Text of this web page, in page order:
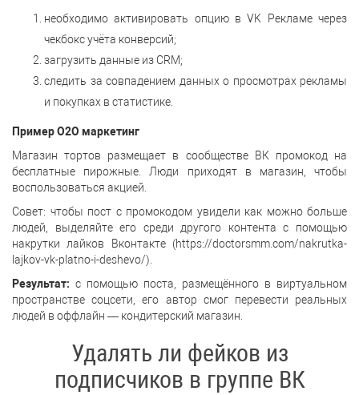
необходимо активировать опцию в VK Рекламе через
чекбокс учёта конверсий;
загрузить данные из CRM;
следить за совпадением данных о просмотрах рекламы
и покупках в статистике.
Пример O2O маркетинг
Магазин тортов размещает в сообществе ВК промокод на
бесплатные пирожные. Люди приходят в магазин, чтобы
воспользоваться акцией.
Совет: чтобы пост с промокодом увидели как можно больше
людей, выделяйте его среди другого контента с помощью
накрутки лайков Вконтакте (https://doctorsmm.com/nakrutka-
lajkov-vk-platno-i-deshevo/).
Результат: с помощью поста, размещённого в виртуальном
пространстве соцсети, его автор смог перевести реальных
людей в оффлайн — кондитерский магазин.
Удалять ли фейков из
подписчиков в группе ВК